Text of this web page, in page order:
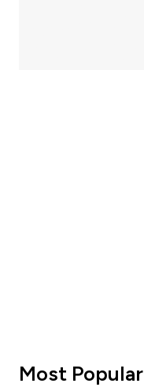
Most Popular